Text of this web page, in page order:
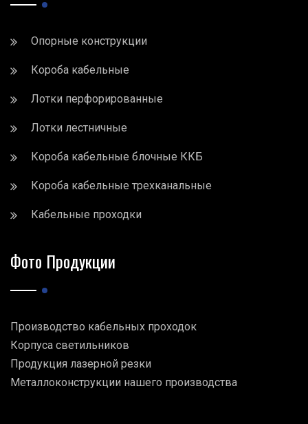
Опорные конструкции
Короба кабельные
Лотки перфорированные
Лотки лестничные
Короба кабельные блочные ККБ
Короба кабельные трехканальные
Кабельные проходки
Фото Продукции
Производство кабельных проходок
Корпуса светильников
Продукция лазерной резки
Металлоконструкции нашего производства